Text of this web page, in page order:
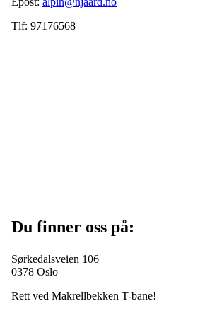
Tlf: 97176568
Du finner oss på:
Sørkedalsveien 106
0378 Oslo
Rett ved Makrellbekken T-bane!